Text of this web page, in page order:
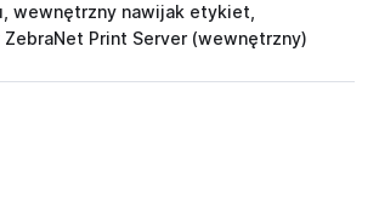
wewnętrzny nawijak etykiet,
Print Server (wewnętrzny)